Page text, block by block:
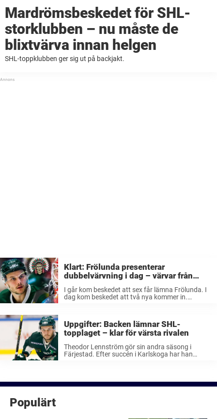
Mardrömsbeskedet för SHL-
storklubben – nu måste de
blixtvärva innan helgen
SHL-toppklubben ger sig ut på backjakt.
Klart: Frölunda presenterar
dubbelvärvning i dag – värvar från
SHL-rivalerna
I går kom beskedet att sex får lämna Frölunda. I
dag kom beskedet att två nya kommer in.
Uppgifter: Backen lämnar SHL-
topplaget – klar för värsta rivalen
Theodor Lennström gör sin andra säsong i
Färjestad. Efter succén i Karlskoga har han
Populärt